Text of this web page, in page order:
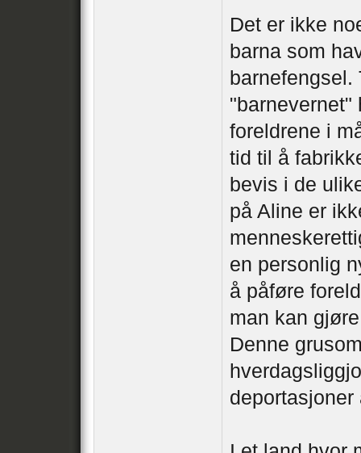
Det er ikke
barna som
"barnevernet"
foreldrene i
tid til å
bevis i de
på Aline er
en personlig
å påføre
man kan
Denne
deportasjoner